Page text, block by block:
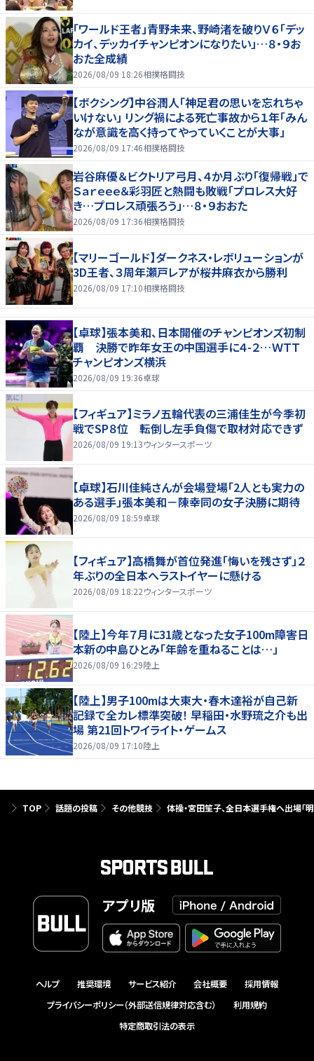
「ワールド王者」青野未来、野崎渚を破りＶ６「デッ
カイ、デッカイチャンピオンになりたい」…８・９お
おた全成績
2026/08/09 18:26相撲格闘技
【ボクシング】中谷潤人「神足君の思いを忘れちゃ
いけない」 リング禍による死亡事故から１年「みん
なが意識を高く持ってやっていくことが大事」
2026/08/09 17:46相撲格闘技
岩谷麻優＆ビクトリア弓月、４か月ぶり「復帰戦」で
Ｓａｒｅｅｅ＆彩羽匠と熱闘も敗戦「プロレス大好
き…プロレス頑張ろう」…８・９おおた
2026/08/09 17:36相撲格闘技
【マリーゴールド】ダークネス・レボリューションが
3D王者、３周年瀬戸レアが桜井麻衣から勝利
2026/08/09 17:10相撲格闘技
【卓球】張本美和、日本開催のチャンピオンズ初制
覇 決勝で昨年女王の中国選手に４-２…ＷＴＴ
チャンピオンズ横浜
2026/08/09 19:36卓球
【フィギュア】ミラノ五輪代表の三浦佳生が今季初
戦でSP８位 転倒し左手負傷で取材対応できず
2026/08/09 19:13ウィンタースポーツ
【卓球】石川佳純さんが会場登場「2人とも実力の
ある選手」張本美和－陳幸同の女子決勝に期待
2026/08/09 18:59卓球
【フィギュア】高橋舞が首位発進「悔いを残さず」２
年ぶりの全日本へラストイヤーに懸ける
2026/08/09 18:22ウィンタースポーツ
【陸上】今年７月に31歳となった女子100m障害日
本新の中島ひとみ「年齢を重ねることは…」
2026/08/09 16:29陸上
【陸上】男子100mは大東大・春木達裕が自己新
記録で全カレ標準突破！ 早稲田・水野琉之介も出
場 第21回トワイライト・ゲームス
2026/08/09 17:10陸上
TOP 話題の投稿 その他競技 体操・宮田笙子、全日本選手権へ出場「
アプリ版
ヘルプ 推奨環境 サービス紹介 会社概要
採用情報
プライバシーポリシー（外部送信規律対応含む）
利用規約
特定商取引法の表示